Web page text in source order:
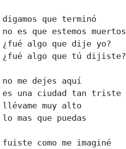
digamos que terminó
no es que estemos muertos
¿fué algo que dije yo?
¿fué algo que tú dijiste?
no me dejes aquí
es una ciudad tan triste
llévame muy alto
lo mas que puedas
fuiste como me imaginé